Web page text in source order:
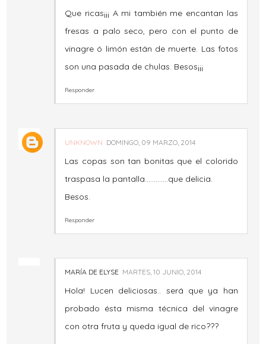
Que ricas¡¡¡ A mi también me encantan las
fresas a palo seco, pero con el punto de
vinagre ó limón están de muerte. Las fotos
son una pasada de chulas. Besos¡¡¡
Responder
UNKNOWN DOMINGO, 09 MARZO, 2014
Las copas son tan bonitas que el colorido
traspasa la pantalla.............que delicia.
Besos.
Responder
MARÍA DE ELYSE MARTES, 10 JUNIO, 2014
Hola! Lucen deliciosas.. será que ya han
probado ésta misma técnica del vinagre
con otra fruta y queda igual de rico???